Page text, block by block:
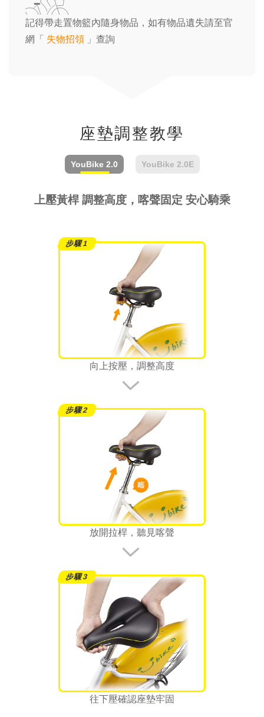
記得帶走置物籃內隨身物品，如有物品遺失請至官
網「 失物招領 」查詢
座墊調整教學
YouBike 2.0 YouBike 2.0E
上壓黃桿 調整高度，喀聲固定 安心騎乘
向上按壓，調整高度
放開拉桿，聽見喀聲
往下壓確認座墊牢固